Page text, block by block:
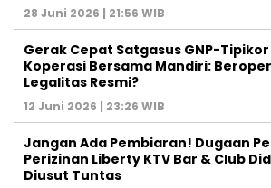
28 Juni 2026 | 21:56 WIB
Gerak Cepat Satgasus GNP-
Koperasi Bersama Mandiri:
Legalitas Resmi?
12 Juni 2026 | 23:26 WIB
Jangan Ada Pembiaran! Dugaan
Perizinan Liberty KTV Bar & Club
Diusut Tuntas